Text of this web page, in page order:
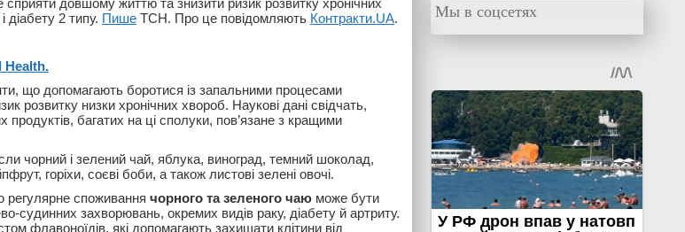
довшому життю та знизити ризик розвитку хронічних
і діабету 2 типу. Пише ТСН. Про це повідомляють Контракти.UA.
Health.
що допомагають боротися із запальними процесами
розвитку низки хронічних хвороб. Наукові дані свідчать,
продуктів, багатих на ці сполуки, пов’язане з кращими
чорний і зелений чай, яблука, виноград, темний шоколад,
горіхи, соєві боби, а також листові зелені овочі.
споживання чорного та зеленого чаю може бути
судинних захворювань, окремих видів раку, діабету й артриту.
флавоноїдів, які допомагають захищати клітини від
Мы в соцсетях